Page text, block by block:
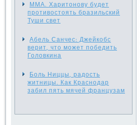
ММА. Харитонову будет
противостоять бразильский
Туши свет
Абель Санчес: Джейкобс
верит, что может победить
Головкина
Боль Ниццы, радость
житницы. Как Краснодар
забил пять мячей французам